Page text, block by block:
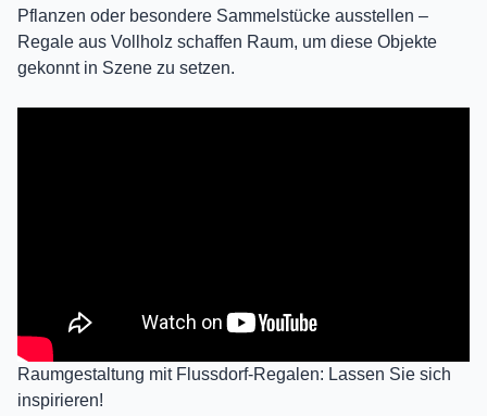
Pflanzen oder besondere Sammelstücke ausstellen –
Regale aus Vollholz schaffen Raum, um diese Objekte
gekonnt in Szene zu setzen.
Raumgestaltung mit Flussdorf-Regalen: Lassen Sie sich
inspirieren!